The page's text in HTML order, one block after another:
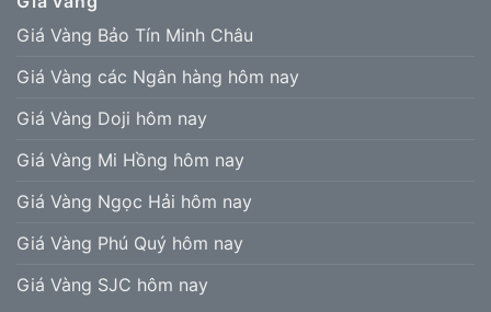
Giá Vàng Bảo Tín Minh Châu
Giá Vàng các Ngân hàng hôm nay
Giá Vàng Doji hôm nay
Giá Vàng Mi Hồng hôm nay
Giá Vàng Ngọc Hải hôm nay
Giá Vàng Phú Quý hôm nay
Giá Vàng SJC hôm nay